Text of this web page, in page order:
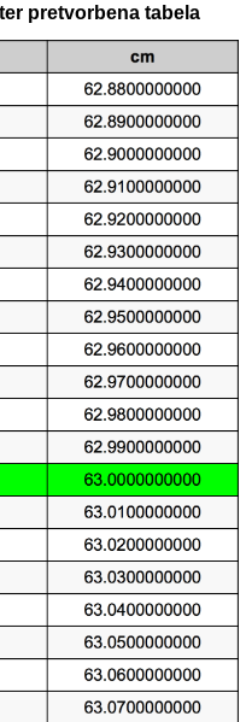
pretvorbena tabela